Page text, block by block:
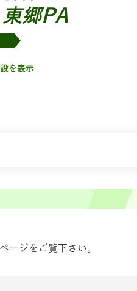
東郷PA
設を表示
ージをご覧下さい。